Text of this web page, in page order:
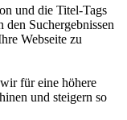
und die Titel-Tags
den Suchergebnissen
Webseite zu
für eine höhere
und steigern so